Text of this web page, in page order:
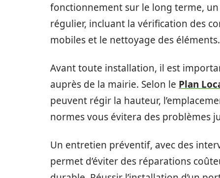
fonctionnement sur le long terme,
régulier, incluant la vérification des
mobiles et le nettoyage des éléments.
Avant toute installation, il est
auprès de la mairie. Selon le Plan
peuvent régir la hauteur,
normes vous évitera des problèmes
Un entretien préventif, avec des
permet d’éviter des réparations